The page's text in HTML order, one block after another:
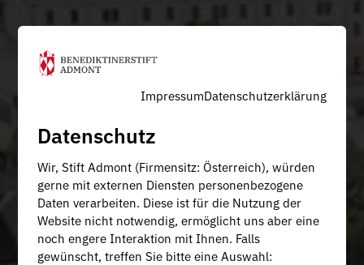
ImpressumDatenschutzerklärung
Datenschutz
Wir, Stift Admont (Firmensitz: Österreich), würden
gerne mit externen Diensten personenbezogene
Daten verarbeiten. Diese ist für die Nutzung der
Website nicht notwendig, ermöglicht uns aber eine
noch engere Interaktion mit Ihnen. Falls
gewünscht, treffen Sie bitte eine Auswahl: